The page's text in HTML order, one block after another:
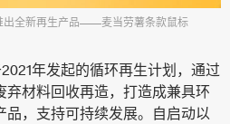
出全新再生产品——麦当劳薯条款鼠标
年发起的循环再生计划，通过
材料回收再造，打造成兼具环
，支持可持续发展。自启动以